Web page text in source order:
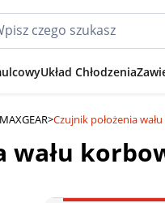
Układ Chłodzenia
MAXGEAR>Czujnik położenia
wału